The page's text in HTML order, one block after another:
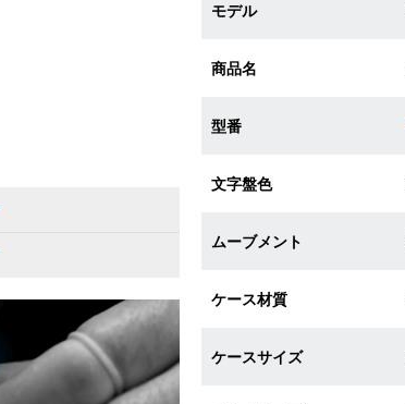
モデル
商品名
型番
文字盤色
ムーブメント
ケース材質
ケースサイズ